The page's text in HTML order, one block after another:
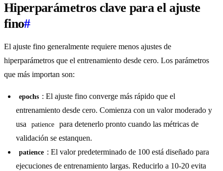
Hiperparámetros clave para el ajuste
fino#
El ajuste fino generalmente requiere menos ajustes de
hiperparámetros que el entrenamiento desde cero. Los parámetros
que más importan son:
epochs : El ajuste fino converge más rápido que el
entrenamiento desde cero. Comienza con un valor moderado y
usa
patience
para detenerlo pronto cuando las métricas de
validación se estanquen.
patience : El valor predeterminado de 100 está diseñado para
ejecuciones de entrenamiento largas. Reducirlo a 10-20 evita